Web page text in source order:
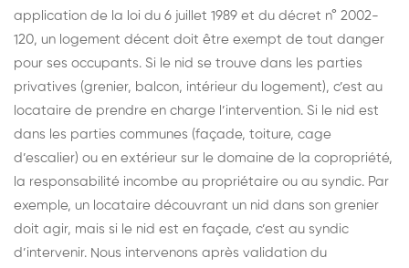
application de la loi du 6 juillet 1989 et du décret n° 2002-
120, un logement décent doit être exempt de tout danger
pour ses occupants. Si le nid se trouve dans les parties
privatives (grenier, balcon, intérieur du logement), c’est au
locataire de prendre en charge l’intervention. Si le nid est
dans les parties communes (façade, toiture, cage
d’escalier) ou en extérieur sur le domaine de la copropriété,
la responsabilité incombe au propriétaire ou au syndic. Par
exemple, un locataire découvrant un nid dans son grenier
doit agir, mais si le nid est en façade, c’est au syndic
d’intervenir. Nous intervenons après validation du